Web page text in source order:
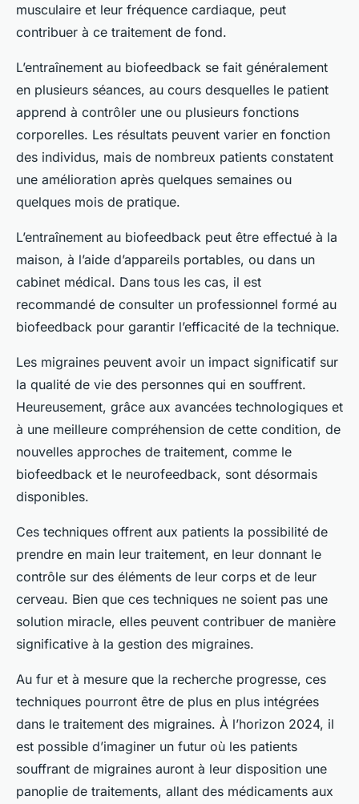
musculaire et leur fréquence cardiaque, peut
contribuer à ce traitement de fond.
L’entraînement au biofeedback se fait généralement
en plusieurs séances, au cours desquelles le patient
apprend à contrôler une ou plusieurs fonctions
corporelles. Les résultats peuvent varier en fonction
des individus, mais de nombreux patients constatent
une amélioration après quelques semaines ou
quelques mois de pratique.
L’entraînement au biofeedback peut être effectué à la
maison, à l’aide d’appareils portables, ou dans un
cabinet médical. Dans tous les cas, il est
recommandé de consulter un professionnel formé au
biofeedback pour garantir l’efficacité de la technique.
Les migraines peuvent avoir un impact significatif sur
la qualité de vie des personnes qui en souffrent.
Heureusement, grâce aux avancées technologiques et
à une meilleure compréhension de cette condition, de
nouvelles approches de traitement, comme le
biofeedback et le neurofeedback, sont désormais
disponibles.
Ces techniques offrent aux patients la possibilité de
prendre en main leur traitement, en leur donnant le
contrôle sur des éléments de leur corps et de leur
cerveau. Bien que ces techniques ne soient pas une
solution miracle, elles peuvent contribuer de manière
significative à la gestion des migraines.
Au fur et à mesure que la recherche progresse, ces
techniques pourront être de plus en plus intégrées
dans le traitement des migraines. À l’horizon 2024, il
est possible d’imaginer un futur où les patients
souffrant de migraines auront à leur disposition une
panoplie de traitements, allant des médicaments aux